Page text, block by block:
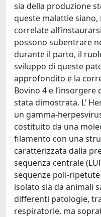
sia della produzione
queste malattie
correlate
possono subentrare
durante il parto, il
sviluppo di queste
approfondito e la
Bovino 4 e
stata dimostrata. L’
un gamma-
costituito da una
filamento con una
caratterizzata dalla
sequenza centrale
sequenze poli-ripetute
isolato sia da animali
differenti patologie,
respiratorie, ma